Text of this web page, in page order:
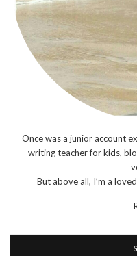
Once was a junior account
writing teacher for kids,
But above all, I’m a